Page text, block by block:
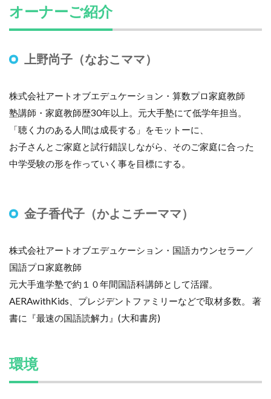
オーナーご紹介
上野尚子（なおこママ）
株式会社アートオブエデュケーション・算数プロ家庭教師
塾講師・家庭教師歴30年以上。元大手塾にて低学年担当。
「聴く力のある人間は成長する」をモットーに、
お子さんとご家庭と試行錯誤しながら、そのご家庭に合った
中学受験の形を作っていく事を目標にする。
金子香代子（かよこチーママ）
株式会社アートオブエデュケーション・国語カウンセラー／
国語プロ家庭教師
元大手進学塾で約１０年間国語科講師として活躍。
AERAwithKids、プレジデントファミリーなどで取材多数。 著
書に『最速の国語読解力』(大和書房)
環境